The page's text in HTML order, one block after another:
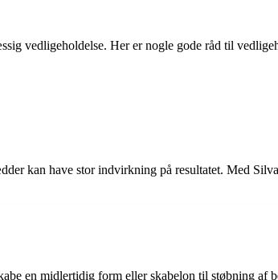
vedligeholdelse. Her er nogle gode råd til
kan have stor indvirkning på resultatet. Med
en midlertidig form eller skabelon til støbning af